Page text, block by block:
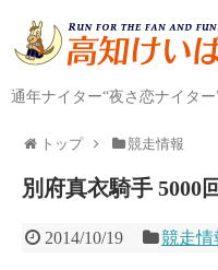
通年ナイター“夜さ恋ナイタ
トップ 競走情報
別府真衣騎手 5000
2014/10/19 競走情